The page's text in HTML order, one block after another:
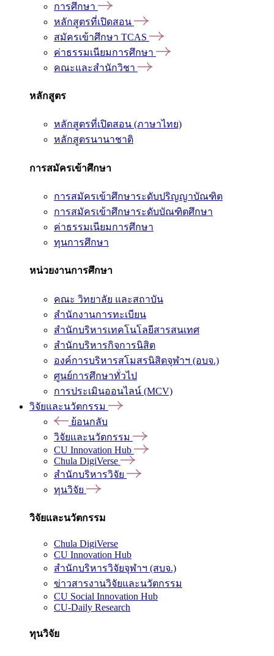
การศึกษา
หลักสูตรที่เปิดสอน
สมัครเข้าศึกษา TCAS
ค่าธรรมเนียมการศึกษา
คณะและสำนักวิชา
หลักสูตร
หลักสูตรที่เปิดสอน (ภาษาไทย)
หลักสูตรนานาชาติ
การสมัครเข้าศึกษา
การสมัครเข้าศึกษาระดับปริญญาบัณฑิต
การสมัครเข้าศึกษาระดับบัณฑิตศึกษา
ค่าธรรมเนียมการศึกษา
ทุนการศึกษา
หน่วยงานการศึกษา
คณะ วิทยาลัย และสถาบัน
สำนักงานการทะเบียน
สำนักบริหารเทคโนโลยีสารสนเทศ
สำนักบริหารกิจการนิสิต
องค์การบริหารสโมสรนิสิตจุฬาฯ (อบจ.)
ศูนย์การศึกษาทั่วไป
การประเมินออนไลน์ (MCV)
วิจัยและนวัตกรรม
ย้อนกลับ
วิจัยและนวัตกรรม
CU Innovation Hub
Chula DigiVerse
สำนักบริหารวิจัย
ทุนวิจัย
วิจัยและนวัตกรรม
Chula DigiVerse
CU Innovation Hub
สำนักบริหารวิจัยจุฬาฯ (สบจ.)
ข่าวสารงานวิจัยและนวัตกรรม
CU Social Innovation Hub
CU-Daily Research
ทุนวิจัย